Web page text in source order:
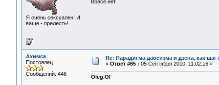
Я очень сексуален! И
ваще - прелесть!
Вовсе нет.
Ахимса
Постоялец
Сообщений: 446
Re: Парадигма даосизма и дзена, как
« Ответ #65 : 05 Сентября 2010, 11:02:16 »
Oleg.Ol